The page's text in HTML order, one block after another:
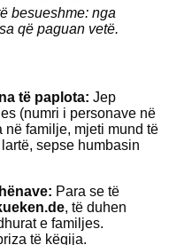
besueshme: nga
që paguan vetë.
të paplota: Jep
(numri i personave në
në familje, mjeti mund të
sepse humbasin
Para se të
, të duhen
e familjes.
të këqija.